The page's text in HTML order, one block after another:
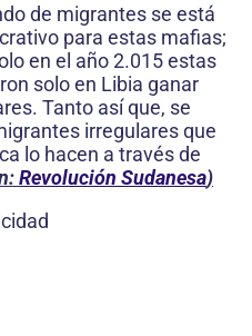
de migrantes se está
para estas mafias;
en el año 2.015 estas
solo en Libia ganar
Tanto así que, se
irregulares que
lo hacen a través de
Revolución Sudanesa)